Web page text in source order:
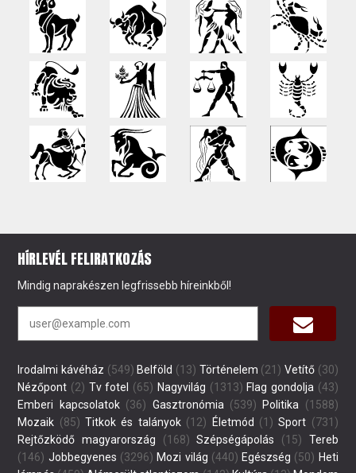
HÍRLEVÉL FELIRATKOZÁS
Mindig naprakészen legfrissebb híreinkből!
Irodalmi kávéház (549) Belföld (13) Történelem (21) Vetítő (30)
Nézőpont (2) Tv fotel (65) Nagyvilág (1313) Flag gondolja (43)
Emberi kapcsolatok(36) Gasztronómia (539) Politika (1588)
Mozaik (85) Titkok és talányok(12) Életmód (1) Sport (731)
Rejtőzködő magyarország (168) Szépségápolás (15)
Tereb
(146) Jobbegyenes (3296) Mozi világ (440) Egészség (50) Heti